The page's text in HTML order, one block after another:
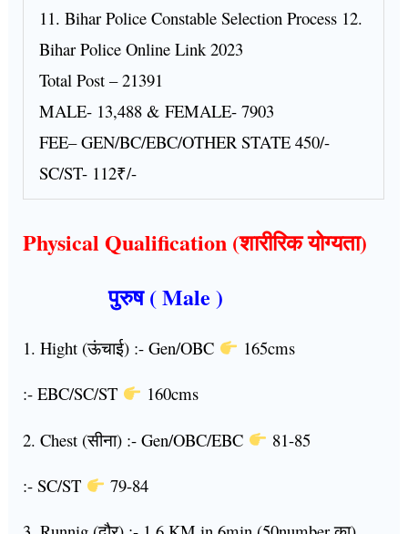
11. Bihar Police Constable Selection Process 12.
Bihar Police Online Link 2023
Total Post – 21391
MALE- 13,488 & FEMALE- 7903
FEE– GEN/BC/EBC/OTHER STATE 450/-
SC/ST- 112₹/-
Physical Qualification (शारीरिक योग्यता)
पुरुष ( Male )
1. Hight (ऊंचाई) :- Gen/OBC 165cms
:- EBC/SC/ST 160cms
2. Chest (सीना) :- Gen/OBC/EBC 81-85
:- SC/ST 79-84